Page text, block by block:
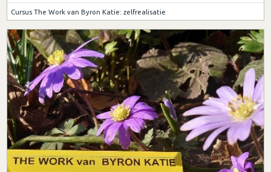
Cursus The Work van Byron Katie: zelfrealisatie